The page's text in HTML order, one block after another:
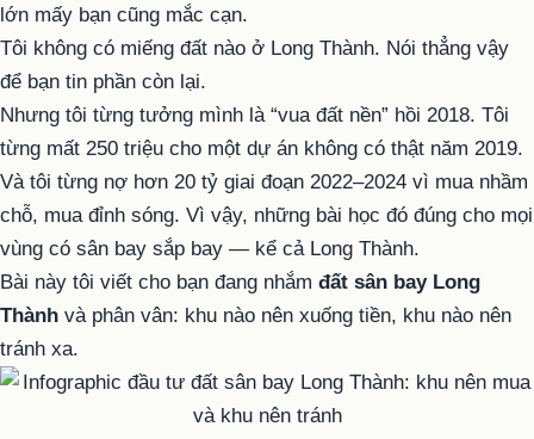
lớn mấy bạn cũng mắc cạn.
Tôi không có miếng đất nào ở Long Thành. Nói thẳng vậy
để bạn tin phần còn lại.
Nhưng tôi từng tưởng mình là “vua đất nền” hồi 2018. Tôi
từng mất 250 triệu cho một dự án không có thật năm 2019.
Và tôi từng nợ hơn 20 tỷ giai đoạn 2022–2024 vì mua nhầm
chỗ, mua đỉnh sóng. Vì vậy, những bài học đó đúng cho mọi
vùng có sân bay sắp bay — kể cả Long Thành.
Bài này tôi viết cho bạn đang nhắm đất sân bay Long
Thành và phân vân: khu nào nên xuống tiền, khu nào nên
tránh xa.